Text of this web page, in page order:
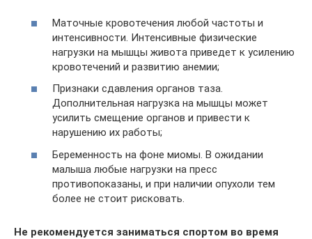
Маточные кровотечения любой частоты и
интенсивности. Интенсивные физические
нагрузки на мышцы живота приведет к усилению
кровотечений и развитию анемии;
Признаки сдавления органов таза.
Дополнительная нагрузка на мышцы может
усилить смещение органов и привести к
нарушению их работы;
Беременность на фоне миомы. В ожидании
малыша любые нагрузки на пресс
противопоказаны, и при наличии опухоли тем
более не стоит рисковать.
Не рекомендуется заниматься спортом во время